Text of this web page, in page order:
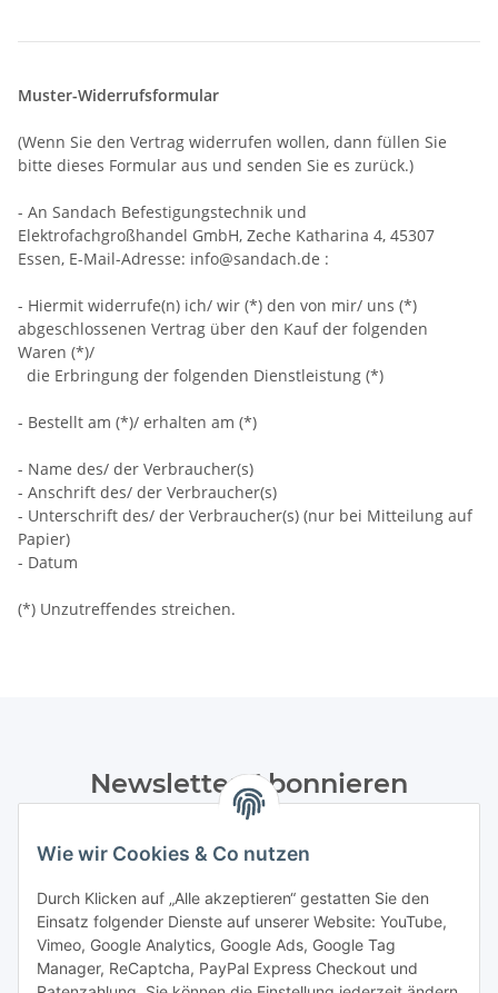
Wie wir Cookies & Co nutzen
Durch Klicken auf „Alle akzeptieren“ gestatten Sie den
Einsatz folgender Dienste auf unserer Website: YouTube,
Vimeo, Google Analytics, Google Ads, Google Tag
Manager, ReCaptcha, PayPal Express Checkout und
Muster-Widerrufsformular
(Wenn Sie den Vertrag widerrufen wollen, dann füllen Sie
bitte dieses Formular aus und senden Sie es zurück.)
- An Sandach Befestigungstechnik und
Elektrofachgroßhandel GmbH, Zeche Katharina 4, 45307
Essen, E-Mail-Adresse: info@sandach.de :
- Hiermit widerrufe(n) ich/ wir (*) den von mir/ uns (*)
abgeschlossenen Vertrag über den Kauf der folgenden
Waren (*)/
die Erbringung der folgenden Dienstleistung (*)
- Bestellt am (*)/ erhalten am (*)
- Name des/ der Verbraucher(s)
- Anschrift des/ der Verbraucher(s)
- Unterschrift des/ der Verbraucher(s) (nur bei Mitteilung auf
Papier)
- Datum
(*) Unzutreffendes streichen.
Newsletter Abonnieren
Datenschutzerklärungregelmäßig und jederzeit widerruflich
Abonnieren